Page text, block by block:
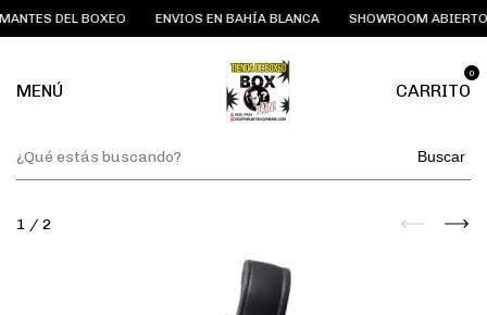
DEL BOXEO ENVIOS EN BAHÍA BLANCA SHOWROOM ABIERTO
MENÚ CARRITO
0
Buscar
1 / 2